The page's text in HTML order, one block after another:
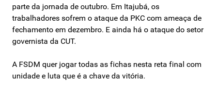
parte da jornada de outubro. Em Itajubá, os
trabalhadores sofrem o ataque da PKC com ameaça de
fechamento em dezembro. E ainda há o ataque do setor
governista da CUT.
A FSDM quer jogar todas as fichas nesta reta final com
unidade e luta que é a chave da vitória.